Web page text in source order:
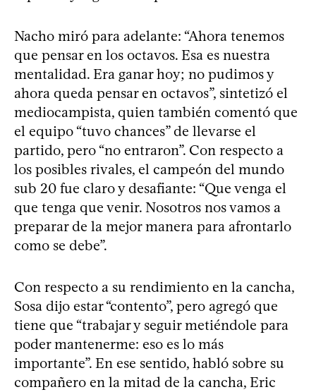
Nacho miró para adelante: “Ahora tenemos
que pensar en los octavos. Esa es nuestra
mentalidad. Era ganar hoy; no pudimos y
ahora queda pensar en octavos”, sintetizó el
mediocampista, quien también comentó que
el equipo “tuvo chances” de llevarse el
partido, pero “no entraron”. Con respecto a
los posibles rivales, el campeón del mundo
sub 20 fue claro y desafiante: “Que venga el
que tenga que venir. Nosotros nos vamos a
preparar de la mejor manera para afrontarlo
como se debe”.
Con respecto a su rendimiento en la cancha,
Sosa dijo estar “contento”, pero agregó que
tiene que “trabajar y seguir metiéndole para
poder mantenerme: eso es lo más
importante”. En ese sentido, habló sobre su
compañero en la mitad de la cancha, Eric